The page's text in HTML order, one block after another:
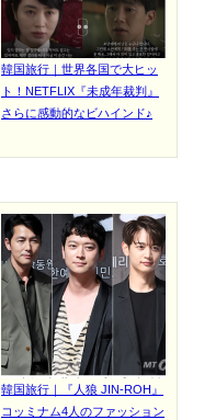
韓国旅行｜世界各国で大ヒッ
ト！NETFLIX『未成年裁判』
さらに感動的なビハインド♪
韓国旅行｜『人狼 JIN-ROH』
コッミナム4人のファッション